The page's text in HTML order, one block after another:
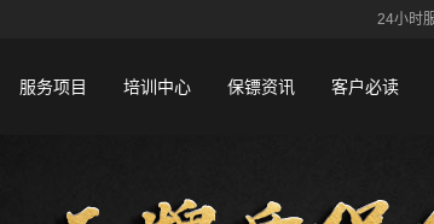
24小时
服务项目 培训中心 保镖资讯 客户必读